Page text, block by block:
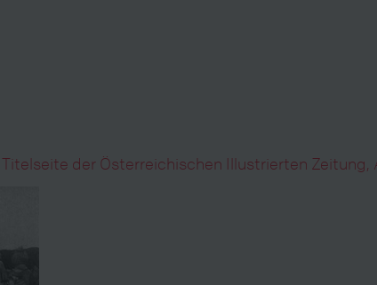
der Österreichischen Illustrierten Zeitung,